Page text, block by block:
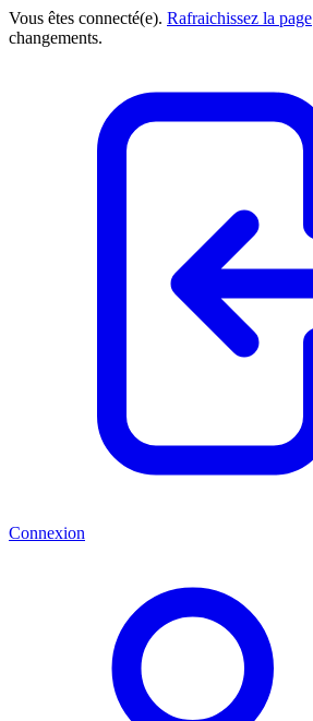
Vous êtes connecté(e). Rafraichissez la page
changements.
Connexion